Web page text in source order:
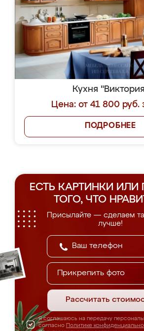
Кухня
Цена: от 41 800 руб.
ПОДРОБНЕЕ
ЕСТЬ КАРТИНКИ ИЛИ
ТОГО, ЧТО
Присылайте — сделаем
лучше!
Прикрепить фото
Рассчитать
Я соглашаюсь на передачу
согласно Политике